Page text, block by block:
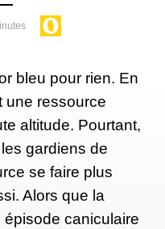
cale ou une plaque.
le dos droit et les
Maintenez la
les genoux
bleu pour rien. En
une ressource
altitude. Pourtant,
gardiens de
se faire plus
Alors que la
caniculaire